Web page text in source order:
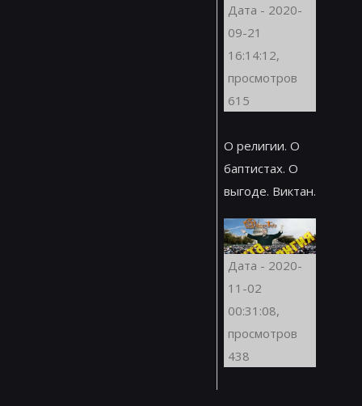
Дата - 2020-
09-21
16:14:12,
просмотров
615
О религии. О
баптистах. О
выгоде. Виктан.
Дата - 2020-
11-02
00:31:08,
просмотров
438